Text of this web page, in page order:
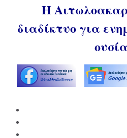
Η
διαδίκτυο για